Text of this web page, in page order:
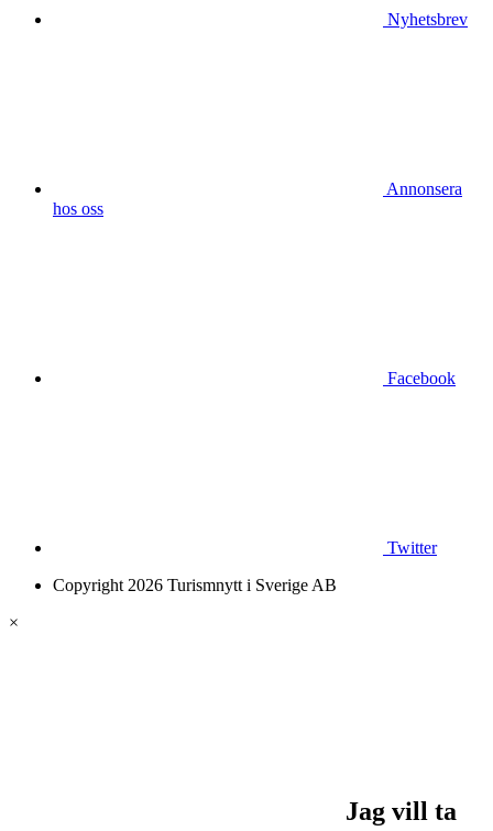
Nyhetsbrev
Annonsera
hos oss
Facebook
Twitter
Copyright 2026 Turismnytt i Sverige AB
×
Jag vill ta